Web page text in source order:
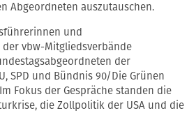
Abgeordneten auszutauschen.
und
vbw-Mitgliedsverbände
der
SPD und Bündnis 90/Die Grünen
Fokus der Gespräche standen die
die Zollpolitik der USA und die